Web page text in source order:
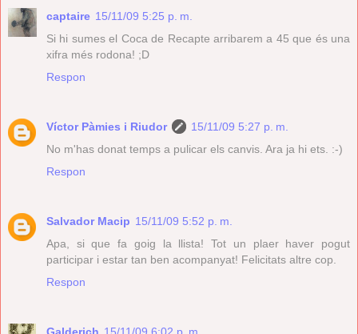
captaire 15/11/09 5:25 p. m.
Si hi sumes el Coca de Recapte arribarem a 45 que és una
xifra més rodona! ;D
Respon
Víctor Pàmies i Riudor
15/11/09 5:27 p. m.
No m'has donat temps a pulicar els canvis. Ara ja hi ets. :-)
Respon
Salvador Macip 15/11/09 5:52 p. m.
Apa, si que fa goig la llista! Tot un plaer haver pogut
participar i estar tan ben acompanyat! Felicitats altre cop.
Respon
Galderich 15/11/09 6:02 p. m.